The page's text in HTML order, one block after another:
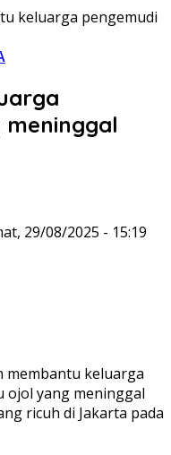
keluarga pengemudi
29/08/2025 - 15:19
membantu keluarga
ojol yang meninggal
ricuh di Jakarta pada